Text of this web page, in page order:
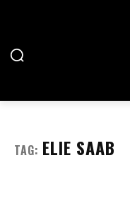
TAG: ELIE SAAB